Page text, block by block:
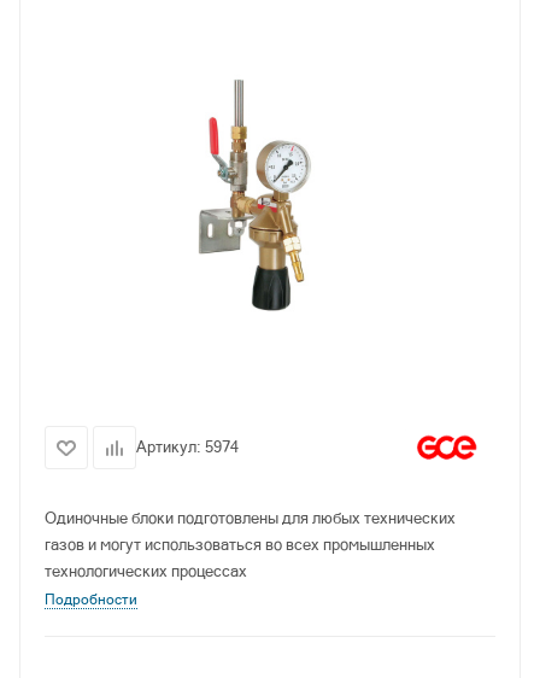
Артикул: 5974
Одиночные блоки подготовлены для любых технических
газов и могут использоваться во всех промышленных
технологических процессах
Подробности